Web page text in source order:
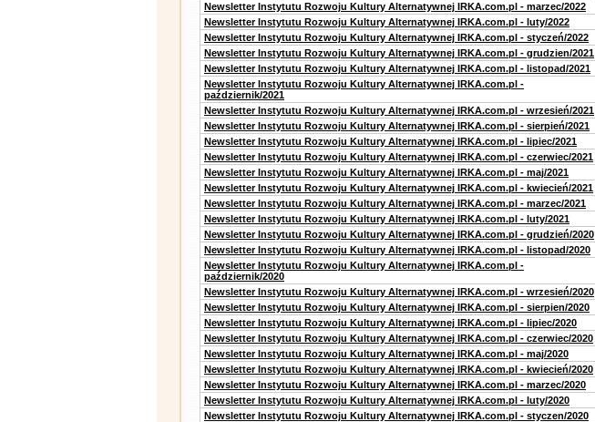
Newsletter Instytutu Rozwoju Kultury Alternatywnej IRKA.com.pl - marzec/2022
Newsletter Instytutu Rozwoju Kultury Alternatywnej IRKA.com.pl - luty/2022
Newsletter Instytutu Rozwoju Kultury Alternatywnej IRKA.com.pl - styczeń/2022
Newsletter Instytutu Rozwoju Kultury Alternatywnej IRKA.com.pl - grudzien/2021
Newsletter Instytutu Rozwoju Kultury Alternatywnej IRKA.com.pl - listopad/2021
Newsletter Instytutu Rozwoju Kultury Alternatywnej IRKA.com.pl -
październik/2021
Newsletter Instytutu Rozwoju Kultury Alternatywnej IRKA.com.pl - wrzesień/2021
Newsletter Instytutu Rozwoju Kultury Alternatywnej IRKA.com.pl - sierpień/2021
Newsletter Instytutu Rozwoju Kultury Alternatywnej IRKA.com.pl - lipiec/2021
Newsletter Instytutu Rozwoju Kultury Alternatywnej IRKA.com.pl - czerwiec/2021
Newsletter Instytutu Rozwoju Kultury Alternatywnej IRKA.com.pl - maj/2021
Newsletter Instytutu Rozwoju Kultury Alternatywnej IRKA.com.pl - kwiecień/2021
Newsletter Instytutu Rozwoju Kultury Alternatywnej IRKA.com.pl - marzec/2021
Newsletter Instytutu Rozwoju Kultury Alternatywnej IRKA.com.pl - luty/2021
Newsletter Instytutu Rozwoju Kultury Alternatywnej IRKA.com.pl - grudzień/2020
Newsletter Instytutu Rozwoju Kultury Alternatywnej IRKA.com.pl - listopad/2020
Newsletter Instytutu Rozwoju Kultury Alternatywnej IRKA.com.pl -
październik/2020
Newsletter Instytutu Rozwoju Kultury Alternatywnej IRKA.com.pl - wrzesień/2020
Newsletter Instytutu Rozwoju Kultury Alternatywnej IRKA.com.pl - sierpien/2020
Newsletter Instytutu Rozwoju Kultury Alternatywnej IRKA.com.pl - lipiec/2020
Newsletter Instytutu Rozwoju Kultury Alternatywnej IRKA.com.pl - czerwiec/2020
Newsletter Instytutu Rozwoju Kultury Alternatywnej IRKA.com.pl - maj/2020
Newsletter Instytutu Rozwoju Kultury Alternatywnej IRKA.com.pl - kwiecień/2020
Newsletter Instytutu Rozwoju Kultury Alternatywnej IRKA.com.pl - marzec/2020
Newsletter Instytutu Rozwoju Kultury Alternatywnej IRKA.com.pl - luty/2020
Newsletter Instytutu Rozwoju Kultury Alternatywnej IRKA.com.pl - styczen/2020